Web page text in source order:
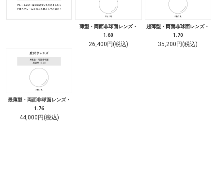
薄型・両面非球面レンズ・
1.60
26,400円(税込)
超薄型・両面非球面レンズ・
1.70
35,200円(税込)
最薄型・両面非球面レンズ・
1.76
44,000円(税込)